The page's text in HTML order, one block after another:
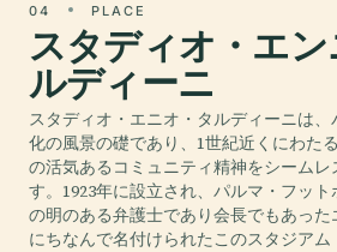
04 PLACE
スタディオ・エン
ルディーニ
スタディオ・エニオ・タルディーニは
化の風景の礎であり、1世紀近くにわた
の活気あるコミュニティ精神をシームレ
す。1923年に設立され、パルマ・フッ
の明のある弁護士であり会長でもあっ
にちなんで名付けられたこのスタジアム